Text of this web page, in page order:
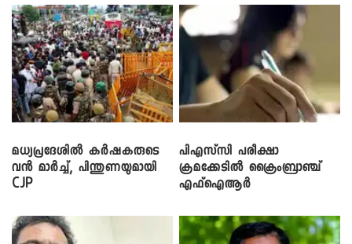
മധ്യപ്രദേശിൽ കർഷകരുടെ
വൻ മാർച്ച്, പിന്തുണയുമായി
CJP
പിഎസ്‌സി പരീക്ഷാ
ക്രമക്കേ‌ടിൽ ക്രൈംബ്രാഞ്ച്
എഫ്ഐആർ